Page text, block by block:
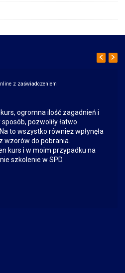
z zaświadczeniem
ogromna ilość zagadnień i
pozwoliły łatwo
to wszystko również wpłynęła
wzorów do pobrania.
kurs i w moim przypadku na
szkolenie w SPD.